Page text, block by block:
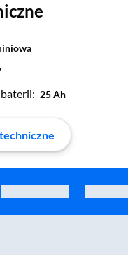
25 Ah